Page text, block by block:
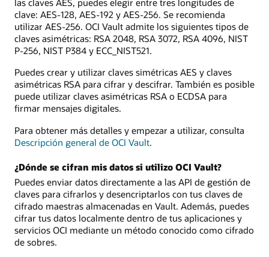
las claves AES, puedes elegir entre tres longitudes de
clave: AES-128, AES-192 y AES-256. Se recomienda
utilizar AES-256. OCI Vault admite los siguientes tipos de
claves asimétricas: RSA 2048, RSA 3072, RSA 4096, NIST
P-256, NIST P384 y ECC_NIST521.
Puedes crear y utilizar claves simétricas AES y claves
asimétricas RSA para cifrar y descifrar. También es posible
puede utilizar claves asimétricas RSA o ECDSA para
firmar mensajes digitales.
Para obtener más detalles y empezar a utilizar, consulta
Descripción general de OCI Vault.
¿Dónde se cifran mis datos si utilizo OCI Vault?
Puedes enviar datos directamente a las API de gestión de
claves para cifrarlos y desencriptarlos con tus claves de
cifrado maestras almacenadas en Vault. Además, puedes
cifrar tus datos localmente dentro de tus aplicaciones y
servicios OCI mediante un método conocido como cifrado
de sobres.